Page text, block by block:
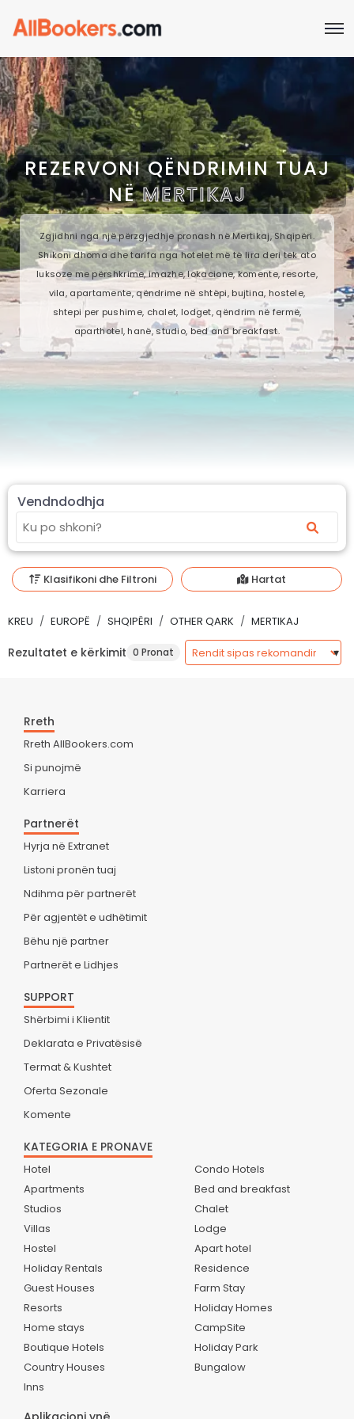
REZERVONI QËNDRIMIN TUAJ
NËMERTIKAJ
Zgjidhni nga një përzgjedhje pronash në Mertikaj, Shqipëri.
Shikoni dhoma dhe tarifa nga hotelet më të lira deri tek ato
luksoze me përshkrime, imazhe, lokacione, komente, resorte,
vila, apartamente, qëndrime në shtëpi, bujtina, hostele,
shtepi per pushime, chalet, lodget, qëndrim në fermë,
aparthotel, hanë, studio, bed and breakfast.
Vendndodhja
Klasifikoni dhe Filtroni Hartat
KREU EUROPË SHQIPËRI OTHER QARK MERTIKAJ
Rezultatet e kërkimit 0 Pronat
Rreth
Rreth AllBookers.com
Si punojmë
Karriera
Partnerët
Hyrja në Extranet
Listoni pronën tuaj
Ndihma për partnerët
Për agjentët e udhëtimit
Bëhu një partner
Partnerët e Lidhjes
SUPPORT
Shërbimi i Klientit
Deklarata e Privatësisë
Termat & Kushtet
Oferta Sezonale
Komente
KATEGORIA E PRONAVE
Hotel
Apartments
Studios
Villas
Hostel
Holiday Rentals
Guest Houses
Resorts
Home stays
Boutique Hotels
Country Houses
Inns
Condo Hotels
Bed and breakfast
Chalet
Lodge
Apart hotel
Residence
Farm Stay
Holiday Homes
CampSite
Holiday Park
Bungalow